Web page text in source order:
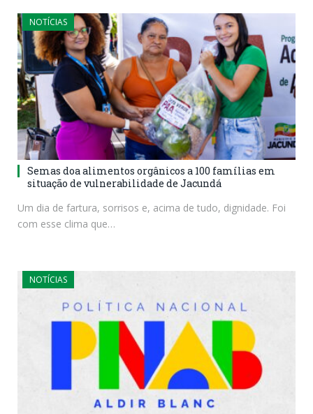
NOTÍCIAS
Semas doa alimentos orgânicos a 100 famílias em
situação de vulnerabilidade de Jacundá
Um dia de fartura, sorrisos e, acima de tudo, dignidade. Foi
com esse clima que…
NOTÍCIAS